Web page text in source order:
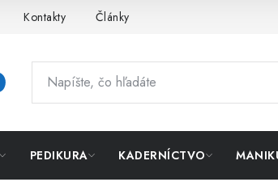
Kontakty Články
PEDIKURA KADERNÍCTVO